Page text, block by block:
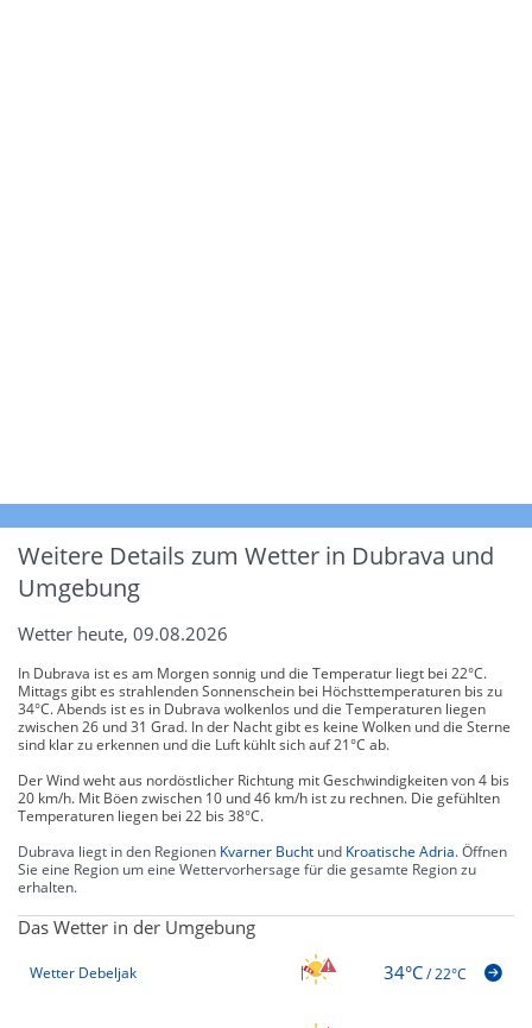
Weitere Details zum Wetter in Dubrava und
Umgebung
Wetter heute, 09.08.2026
In Dubrava ist es am Morgen sonnig und die Temperatur liegt bei 22°C.
Mittags gibt es strahlenden Sonnenschein bei Höchsttemperaturen bis zu
34°C. Abends ist es in Dubrava wolkenlos und die Temperaturen liegen
zwischen 26 und 31 Grad. In der Nacht gibt es keine Wolken und die Sterne
sind klar zu erkennen und die Luft kühlt sich auf 21°C ab.
Der Wind weht aus nordöstlicher Richtung mit Geschwindigkeiten von 4 bis
20 km/h. Mit Böen zwischen 10 und 46 km/h ist zu rechnen. Die gefühlten
Temperaturen liegen bei 22 bis 38°C.
Dubrava liegt in den Regionen Kvarner Bucht und Kroatische Adria. Öffnen
Sie eine Region um eine Wettervorhersage für die gesamte Region zu
erhalten.
Das Wetter in der Umgebung
Wetter Debeljak 34°C/22°C